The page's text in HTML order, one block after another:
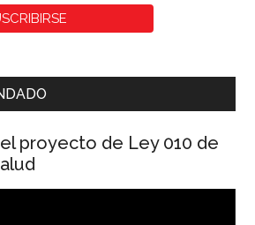
proyecto de Ley 010 de